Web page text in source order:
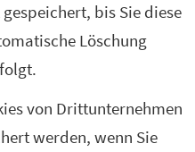
bis Sie diese
Löschung
von Drittunternehmen
werden, wenn Sie